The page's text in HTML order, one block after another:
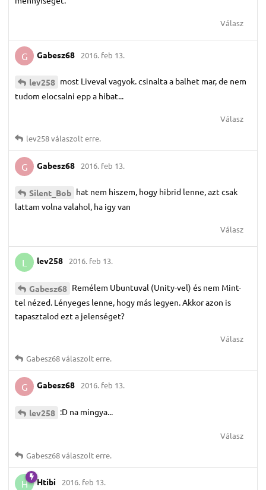
Válasz
G Gabesz68 2016. feb 13.
lev258 most Liveval vagyok. csinalta a balhet mar, de nem
tudom elocsalni epp a hibat...
Válasz
lev258válaszolt erre.
G Gabesz68 2016. feb 13.
Silent_Bob hat nem hiszem, hogy hibrid lenne, azt csak
lattam volna valahol, ha igy van
Válasz
L lev258 2016. feb 13.
Gabesz68 Remélem Ubuntuval (Unity-vel) és nem Mint-
tel nézed. Lényeges lenne, hogy más legyen. Akkor azon is
tapasztalod ezt a jelenséget?
Válasz
Gabesz68válaszolt erre.
G Gabesz68 2016. feb 13.
lev258 :D na mingya...
Válasz
Gabesz68válaszolt erre.
H Htibi 2016. feb 13.